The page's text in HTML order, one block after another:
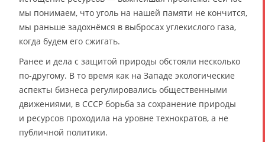
мы понимаем, что уголь на нашей памяти не кончится,
мы раньше задохнёмся в выбросах углекислого газа,
когда будем его сжигать.
Ранее и дела с защитой природы обстояли несколько
по-другому. В то время как на Западе экологические
аспекты бизнеса регулировались общественными
движениями, в СССР борьба за сохранение природы
и ресурсов проходила на уровне технократов, а не
публичной политики.